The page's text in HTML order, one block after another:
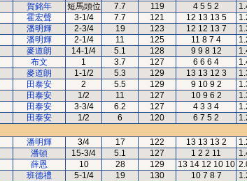
賀銘年 短馬頭位 7.7 119 4 5 5 2
霍宏聲 3-1/4 7.7 121 12 13 13 5
潘明輝 2-3/4 19 123 12 12 13 7
潘明輝 2-1/4 11 125 11 8 7 4
麥道朗 14-1/4 5.1 128 9 9 8 12
布文 1 3.7 127 6 6 6 4
麥道朗 1-1/2 5.3 129 13 13 12 3
田泰安 2 5.5 129 9 10 9 2
田泰安 1/2 11 127 10 9 6 2
田泰安 3-3/4 6.2 127 4 3 3 4
田泰安 1/2 6 120 6 7 5 2
潘明輝 3/4 17 122 13 13 13 2
潘頓 15-3/4 5.1 127 1 2 2 11
薛恩 10 28 129 13 14 12 10 10
班德禮 5-1/4 19 130 10 7 8 7